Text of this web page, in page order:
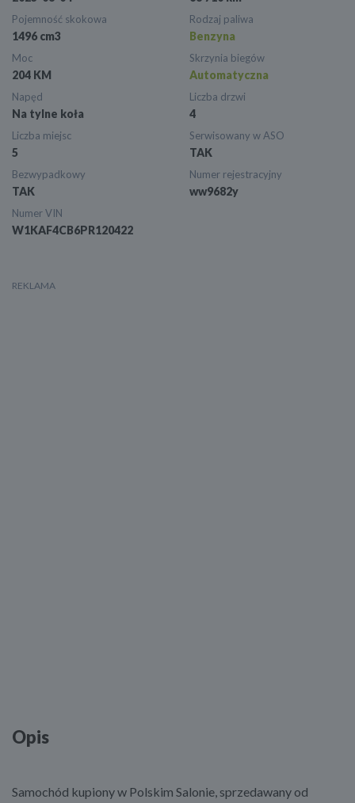
Pojemność skokowa
1496 cm3
Rodzaj paliwa
Benzyna
Moc
204 KM
Skrzynia biegów
Automatyczna
Napęd
Na tylne koła
Liczba drzwi
4
Liczba miejsc
5
Serwisowany w ASO
TAK
Bezwypadkowy
TAK
Numer rejestracyjny
ww9682y
Numer VIN
W1KAF4CB6PR120422
Opis
Samochód kupiony w Polskim Salonie, sprzedawany od